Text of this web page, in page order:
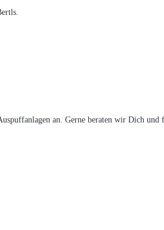
an. Gerne beraten wir Dich und